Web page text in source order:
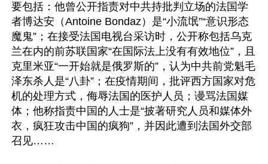
要包括：他曾公开指责对中共持批判立场的法国学
者博达安（Antoine Bondaz）是“小流氓”“意识形态
魔鬼”；在接受法国电视台采访时，公开称包括乌克
兰在内的前苏联国家“在国际法上没有有效地位”，且
克里米亚“一开始就是俄罗斯的”，认为中共前党魁毛
泽东杀人是“八卦”；在疫情期间，批评西方国家对危
机的处理方式，侮辱法国的医护人员；谩骂法国媒
体；他称指责中国的人士是“披著研究人员和媒体外
衣，疯狂攻击中国的疯狗”，并因此遭到法国外交部
召见……